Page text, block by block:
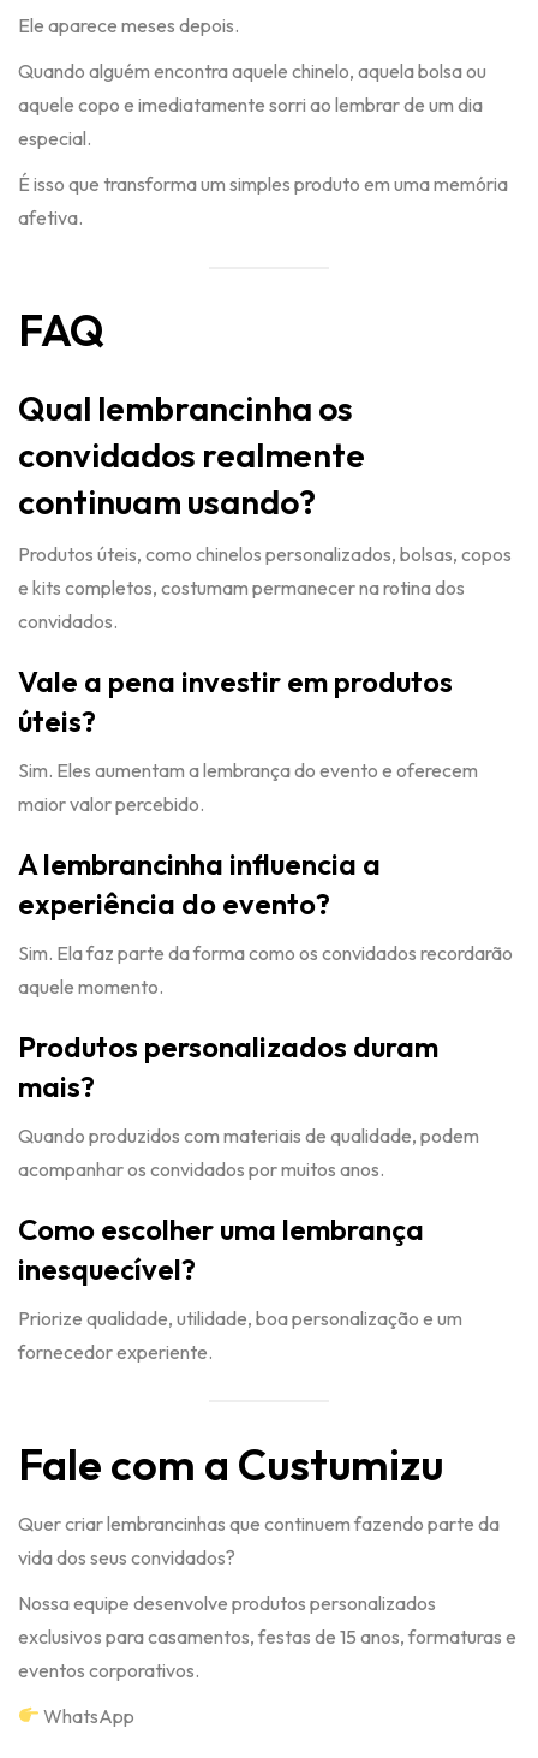
Ele aparece meses depois.
Quando alguém encontra aquele chinelo, aquela bolsa ou
aquele copo e imediatamente sorri ao lembrar de um dia
especial.
É isso que transforma um simples produto em uma memória
afetiva.
FAQ
Qual lembrancinha os
convidados realmente
continuam usando?
Produtos úteis, como chinelos personalizados, bolsas, copos
e kits completos, costumam permanecer na rotina dos
convidados.
Vale a pena investir em produtos
úteis?
Sim. Eles aumentam a lembrança do evento e oferecem
maior valor percebido.
A lembrancinha influencia a
experiência do evento?
Sim. Ela faz parte da forma como os convidados recordarão
aquele momento.
Produtos personalizados duram
mais?
Quando produzidos com materiais de qualidade, podem
acompanhar os convidados por muitos anos.
Como escolher uma lembrança
inesquecível?
Priorize qualidade, utilidade, boa personalização e um
fornecedor experiente.
Fale com a Custumizu
Quer criar lembrancinhas que continuem fazendo parte da
vida dos seus convidados?
Nossa equipe desenvolve produtos personalizados
exclusivos para casamentos, festas de 15 anos, formaturas e
eventos corporativos.
WhatsApp